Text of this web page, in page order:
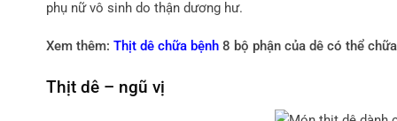
phụ nữ vô sinh do thận dương hư.
Xem thêm: Thịt dê chữa bệnh 8 bộ phận của dê có thể
Thịt dê – ngũ vị